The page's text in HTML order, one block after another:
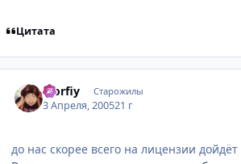
Цитата
Morfiy Старожилы
3 Апреля, 200521 г
до нас скорее всего на лицензии дойдёт